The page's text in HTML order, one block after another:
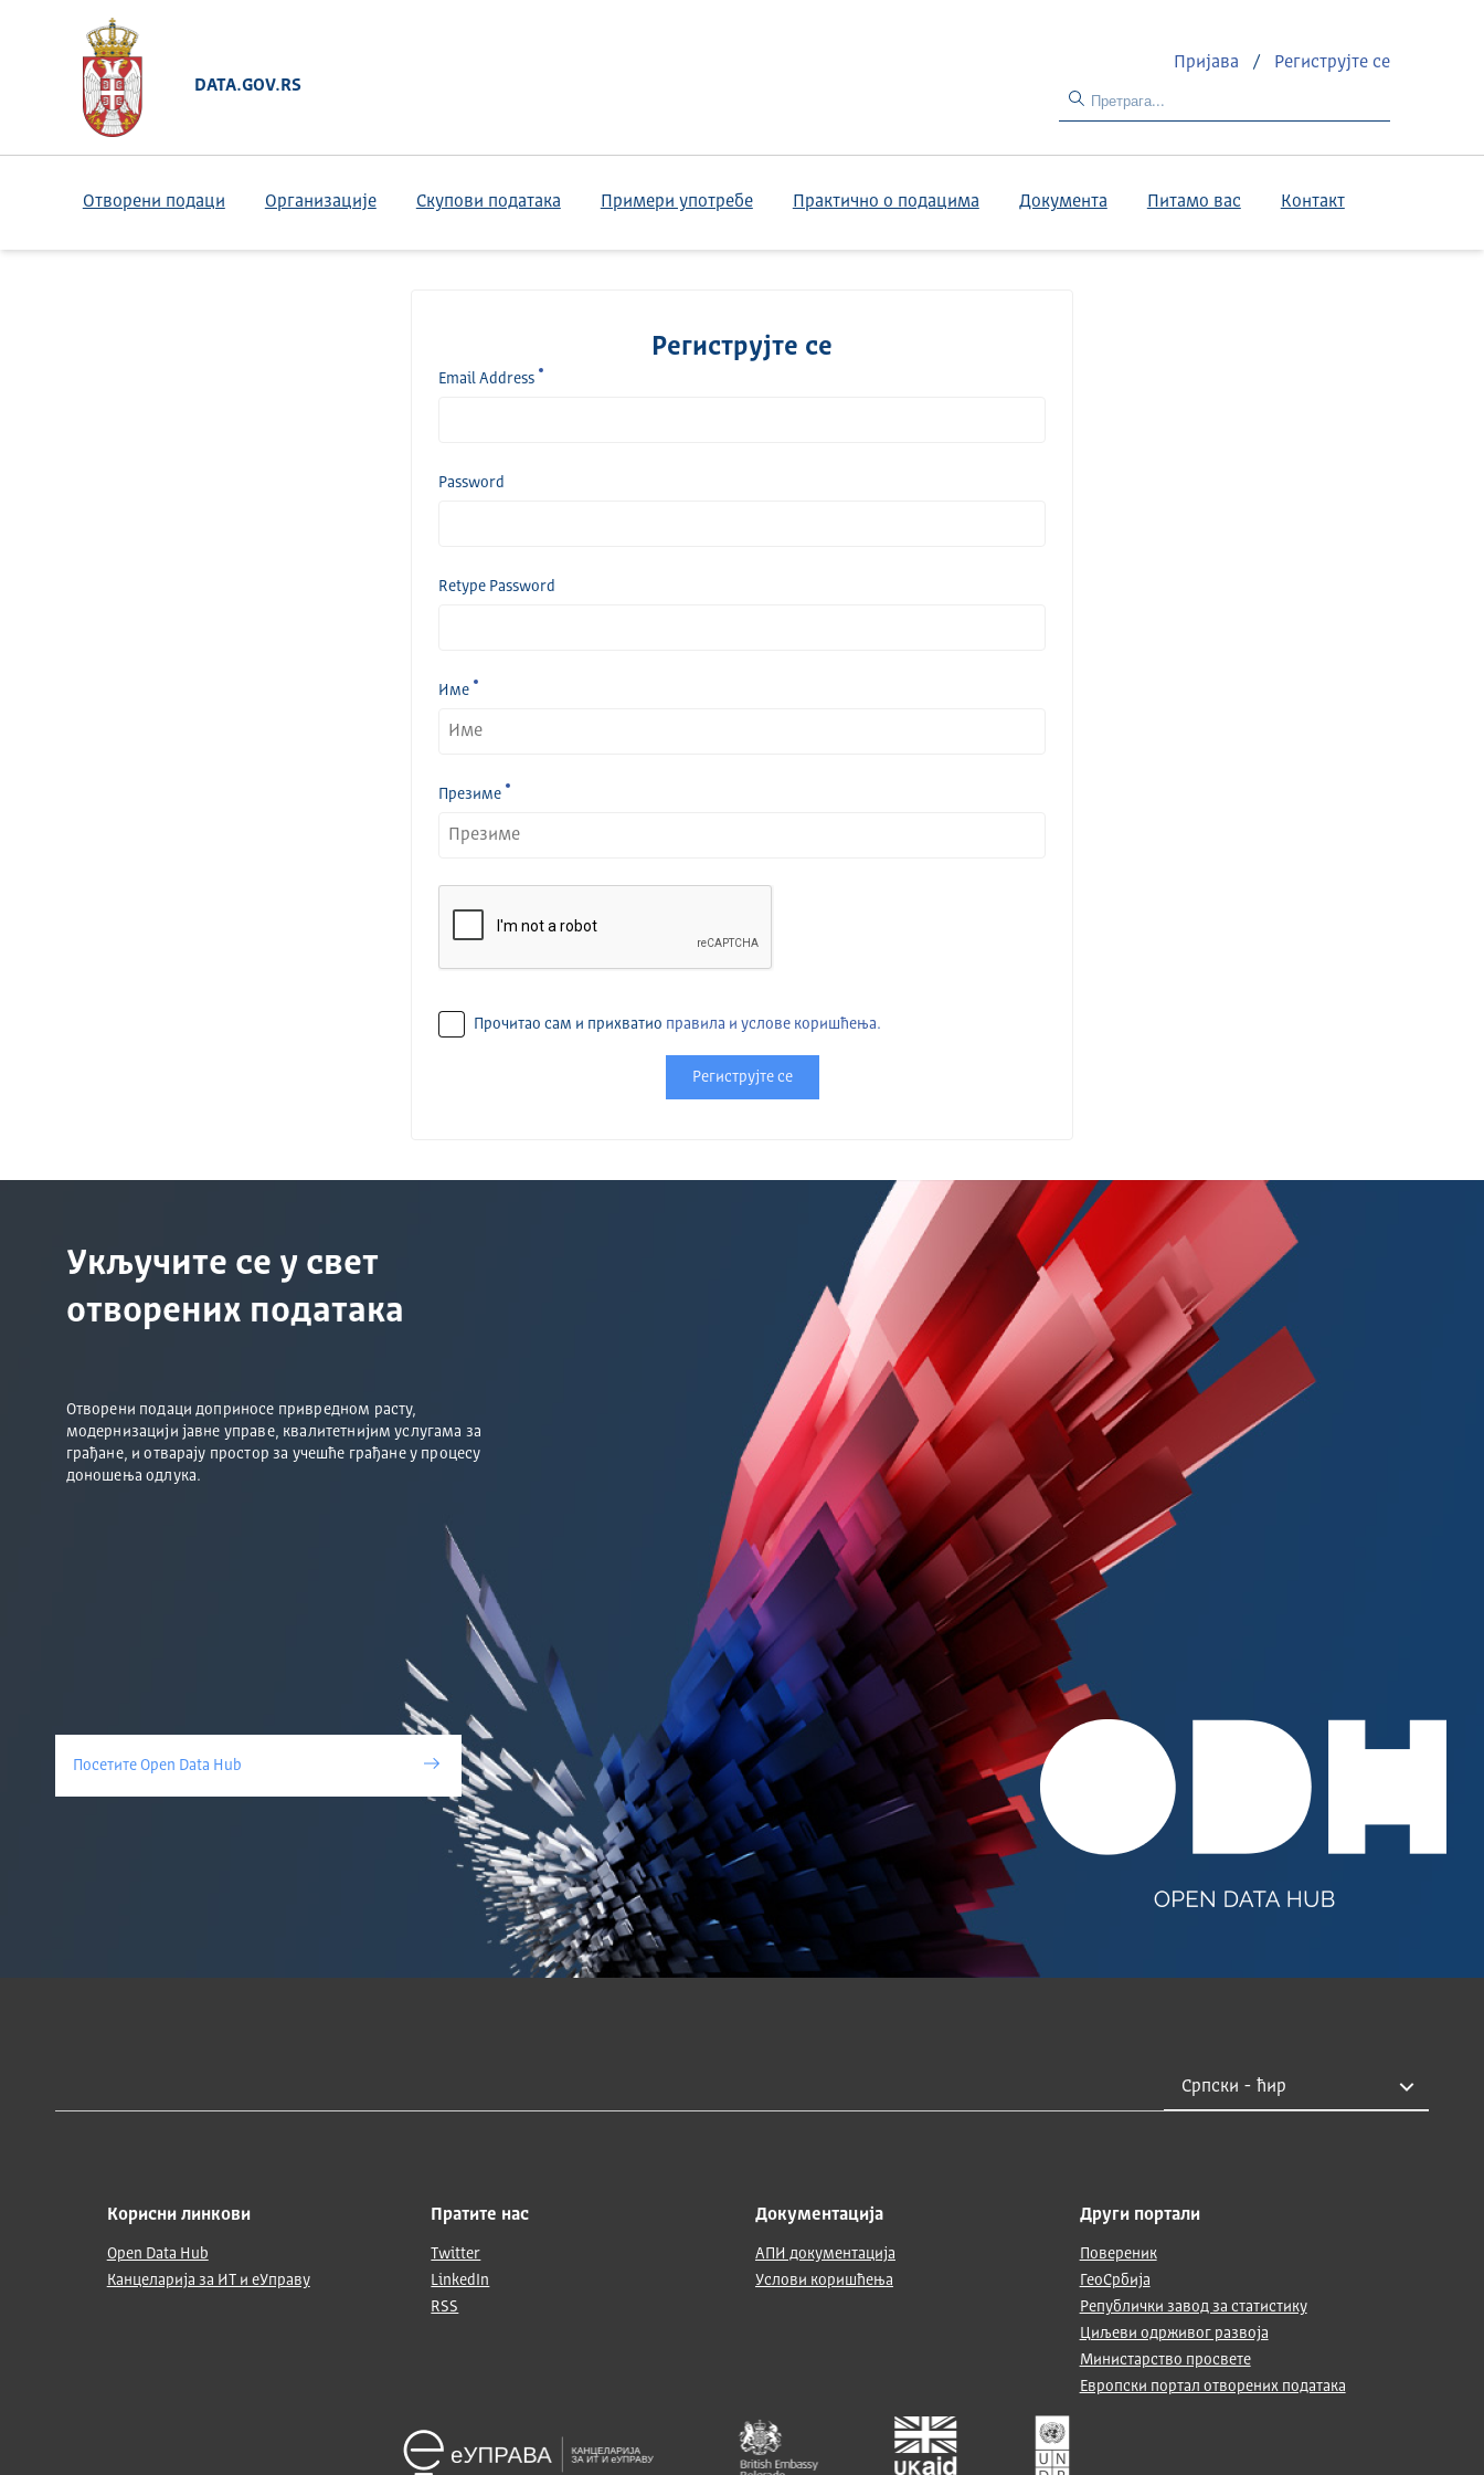
DATA.GOV.RS
Пријава / Региструјте се
Отворени подаци Организације Скупови података Примери употребе Практично о подацима Документа Питамо вас Контакт
Региструјте се
Email Address
Password
Retype Password
Име
Презиме
Прочитао сам и прихватио правила и услове коришћења.
Региструјте се
Укључите се у свет
отворених података
Отворени подаци доприносе привредном расту,
модернизацији јавне управе, квалитетнијим услугама за
грађане, и отварају простор за учешће грађане у процесу
доношења одлука.
Посетите Open Data Hub
Корисни линкови
Open Data Hub
Канцеларија за ИТ и еУправу
Пратите нас
Twitter
LinkedIn
RSS
Документација
АПИ документација
Услови коришћења
Други портали
Повереник
ГеоСрбија
Републички завод за статистику
Циљеви одрживог развоја
Министарство просвете
Европски портал отворених података